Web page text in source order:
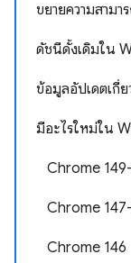
ขยายความสาม
ดัชนีดั้งเดิมใน
ข้อมูลอัปเดตเกี่
มีอะไรใหม่ใน
Chrome
Chrome
Chrome 146